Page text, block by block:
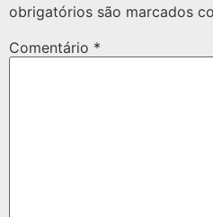
obrigatórios são marcados
Comentário *